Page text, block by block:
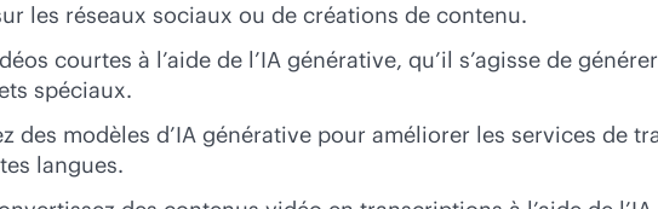
les réseaux sociaux ou de créations de contenu.
courtes à l’aide de l’IA générative, qu’il s’agisse de
spéciaux.
des modèles d’IA générative pour améliorer les services de
langues.